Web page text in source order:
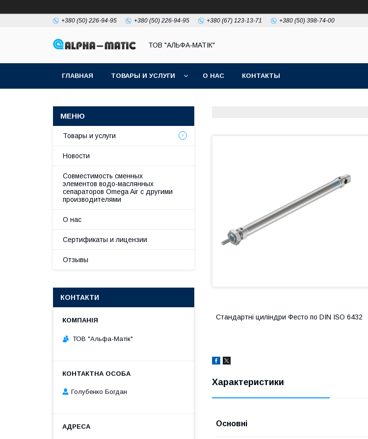
+380 (50) 226-94-95 +380 (50) 226-94-95 +380 (67) 123-13-71 +380 (50) 398-74-00
ТОВ "АЛЬФА-МАТІК"
ГЛАВНАЯ ТОВАРЫ И УСЛУГИ О НАС КОНТАКТЫ
Стандартні циліндри Фесто по DIN ISO 6432
Характеристики
Основні
Товары и услуги
Новости
Совместимость сменных
элементов водо-маслянных
сепараторов Omega Air с другими
производителями
О нас
Сертификаты и лицензии
Отзывы
КОНТАКТИ
ТОВ "Альфа-Матік"
Голубенко Богдан